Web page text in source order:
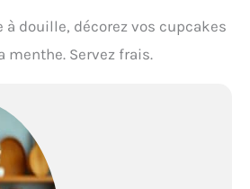
à douille, décorez vos cupcakes
menthe. Servez frais.